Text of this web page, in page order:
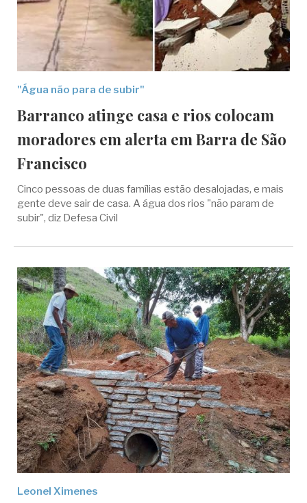
"Água não para de subir"
Barranco atinge casa e rios colocam
moradores em alerta em Barra de São
Francisco
Cinco pessoas de duas famílias estão desalojadas, e mais
gente deve sair de casa. A água dos rios "não param de
subir", diz Defesa Civil
Leonel Ximenes